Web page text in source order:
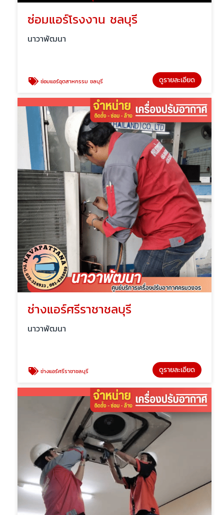
ซ่อมแอร์โรงงาน ชลบุรี
นาวาพัฒนา
ซ่อมแอร์อุตสาหกรรม ชลบุรี ดูรายละเอียด
ช่างแอร์ศรีราชาชลบุรี
นาวาพัฒนา
ช่างแอร์ศรีราชาชลบุรี ดูรายละเอียด